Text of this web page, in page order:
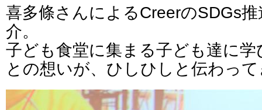
喜多條さんによるCreerのSDGs
介。
子ども食堂に集まる子ども達に
との想いが、ひしひしと伝わっ